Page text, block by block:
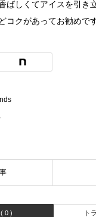
ばしくてアイスを引き
コクがあってお勧めで
0 ) ト